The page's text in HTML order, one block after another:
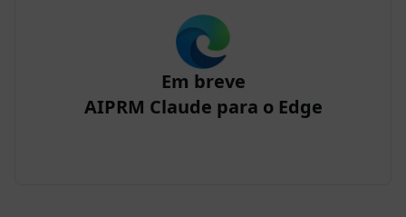
Em breve
AIPRM Claude para o Edge